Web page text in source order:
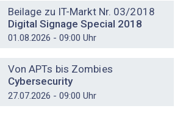
Beilage zu IT-Markt Nr. 03/2018
Digital Signage Special 2018
01.08.2026 - 09:00 Uhr
Von APTs bis Zombies
Cybersecurity
27.07.2026 - 09:00 Uhr